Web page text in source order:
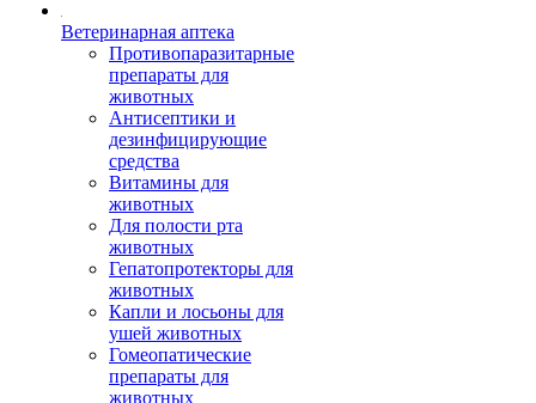
Ветеринарная аптека
Противопаразитарные
препараты для
животных
Антисептики и
дезинфицирующие
средства
Витамины для
животных
Для полости рта
животных
Гепатопротекторы для
животных
Капли и лосьоны для
ушей животных
Гомеопатические
препараты для
животных